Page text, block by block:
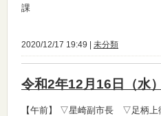
課
2020/12/17 19:49 | 未分類
令和2年12月16日（水）
【午前】
▽星崎副市長 ▽足柄上